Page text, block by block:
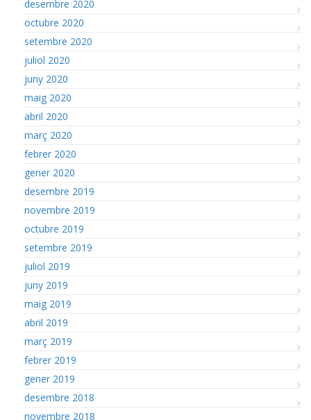
desembre 2020
octubre 2020
setembre 2020
juliol 2020
juny 2020
maig 2020
abril 2020
març 2020
febrer 2020
gener 2020
desembre 2019
novembre 2019
octubre 2019
setembre 2019
juliol 2019
juny 2019
maig 2019
abril 2019
març 2019
febrer 2019
gener 2019
desembre 2018
novembre 2018